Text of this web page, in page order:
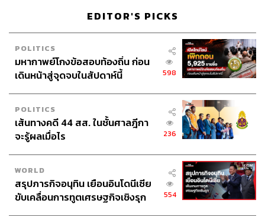
EDITOR'S PICKS
POLITICS
มหากาพย์โกงข้อสอบท้องถิ่น ก่อน
เดินหน้าสู่จุดจบในสัปดาห์นี้
598
POLITICS
เส้นทางคดี 44 สส. ในชั้นศาลฎีกา
จะรู้ผลเมื่อไร
236
WORLD
สรุปภารกิจอนุทิน เยือนอินโดนีเซีย
ขับเคลื่อนการทูตเศรษฐกิจเชิงรุก
554